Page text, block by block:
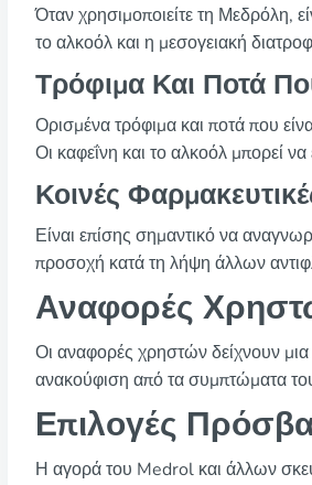
Όταν χρησιμοποιείτε τη Μεδρόλη,
το αλκοόλ και η μεσογειακή
Τρόφιμα Και Ποτά
Ορισμένα τρόφιμα και ποτά που
Οι καφεΐνη και το αλκοόλ μπορεί
Κοινές
Είναι επίσης σημαντικό να
προσοχή κατά τη λήψη άλλων
Αναφορές
Οι αναφορές χρηστών δείχνουν
ανακούφιση από τα συμπτώματα
Επιλογές
Η αγορά του Medrol και άλλων